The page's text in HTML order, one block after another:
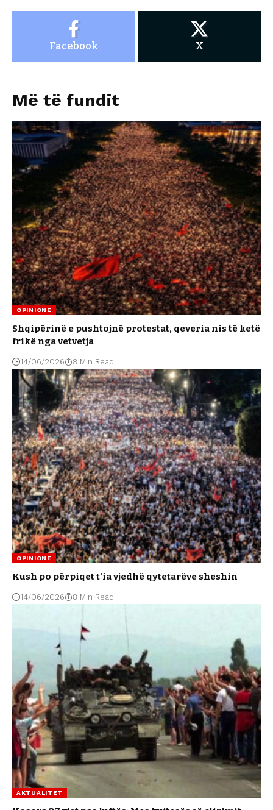
Facebook X
Më të fundit
OPINIONE
Shqipërinë e pushtojnë protestat, qeveria nis të ketë
frikë nga vetvetja
14/06/2026 8 Min Read
OPINIONE
Kush po përpiqet t’ia vjedhë qytetarëve sheshin
14/06/2026 8 Min Read
AKTUALITET